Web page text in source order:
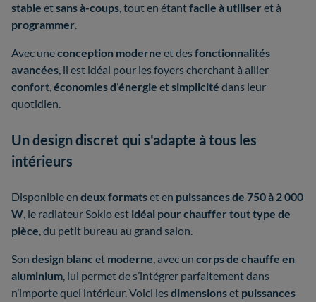
stable etsans à-coups, tout en étantfacile à utiliser et à
programmer.
Avec uneconception moderne et desfonctionnalités
avancées, il est idéal pour les foyers cherchant à allier
confort,économies d’énergie etsimplicité dans leur
quotidien.
Un design discret qui s'adapte à tous les
intérieurs
Disponible en deux formatset en puissancesde 750 à 2 000
W, le radiateur Sokio est idéal pour chauffer tout type de
pièce, du petit bureau au grand salon.
Son design blanc et moderne, avec un corps de chauffe en
aluminium, lui permet de s’intégrer parfaitement dans
n’importe quel intérieur. Voici lesdimensionset puissances